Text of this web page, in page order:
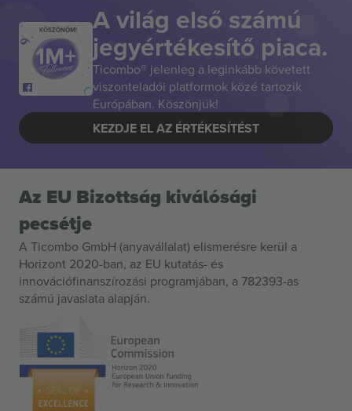
KÖSZÖNÖM! A világ első számú
jegyértékesítő piaca.
Ticombo® jelenleg a leginkább követett
viszonteladói platformok közé tartozik
Európában. Köszönjük!
KEZDJE EL AZ ÉRTÉKESÍTÉST
Az EU Bizottság kiválósági
pecsétje
A Ticombo GmbH (anyavállalat) elismerésre kerül a
Horizont 2020-ban, az EU kutatás- és
innovációfinanszírozási programjában, a 782393-as
számú javaslata alapján.